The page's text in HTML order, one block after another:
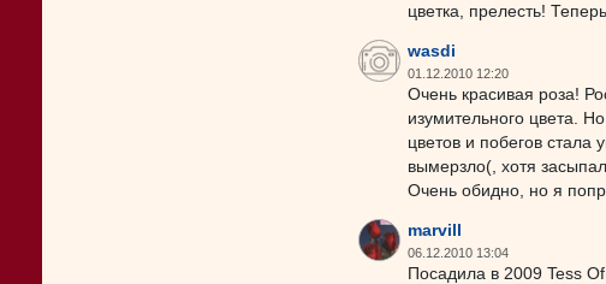
цветка, прелесть!
wasdi
01.12.2010 12:20
Очень красивая роза!
изумительного цвета.
цветов и побегов стала
вымерзло(, хотя
Очень обидно, но я
marvill
06.12.2010 13:04
Посадила в 2009 Tess